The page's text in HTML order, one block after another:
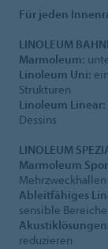
Für jeden
LINOLEUM
Marmoleum:
Linoleum Uni:
Strukturen
Linoleum Linear:
Dessins
LINOLEUM
Marmoleum
Mehrzweckhallen
Ableitfähiges
sensible Bereiche
reduzieren